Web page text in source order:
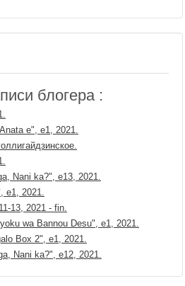
блогера :
e", е1, 2021.
Nani ka?", е13, 2021.
е1, 2021.
13, 2021 - fin.
wa Bannou Desu", е1, 2021.
Box 2", е1, 2021.
Nani ka?", е12, 2021.